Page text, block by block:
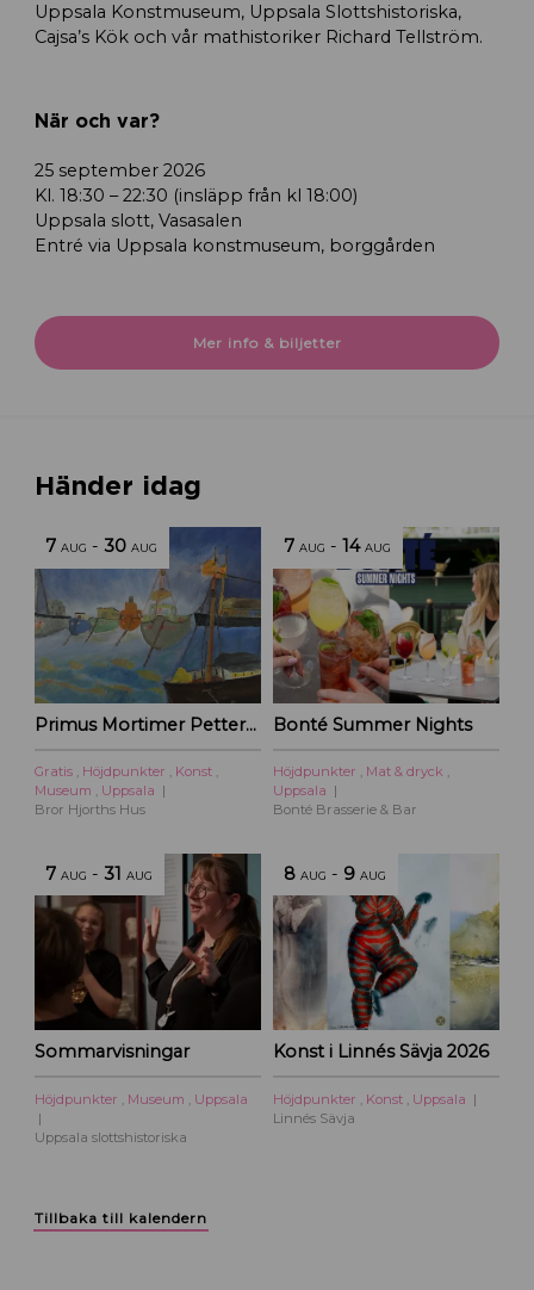
Uppsala Konstmuseum, Uppsala Slottshistoriska,
Cajsa’s Kök och vår mathistoriker Richard Tellström.
När och var?
25 september 2026
Kl. 18:30 – 22:30 (insläpp från kl 18:00)
Uppsala slott, Vasasalen
Entré via Uppsala konstmuseum, borggården
Mer info & biljetter
Händer idag
7 AUG -30 AUG
Primus Mortimer Pettersson
Gratis , Höjdpunkter , Konst ,
Museum , Uppsala
Bror Hjorths Hus
7 AUG -14 AUG
Bonté Summer Nights
Höjdpunkter , Mat & dryck ,
Uppsala
Bonté Brasserie & Bar
7 AUG -31 AUG
Sommarvisningar
Höjdpunkter Museum Uppsala
Uppsala slottshistoriska
8 AUG - 9 AUG
Konst i Linnés Sävja 2026
Höjdpunkter Konst
Uppsala
Linnés Sävja
Tillbaka till kalendern